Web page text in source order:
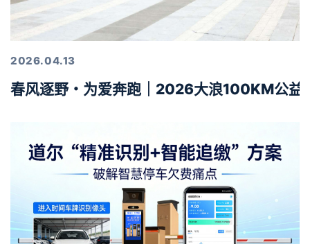
2026.04.13
春风逐野・为爱奔跑｜2026大浪100KM公益